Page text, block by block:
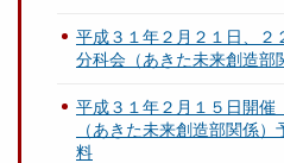
平成３１年２月２１日、
分科会（あきた未来創造部
平成３１年２月１５日開
（あきた未来創造部関係
料